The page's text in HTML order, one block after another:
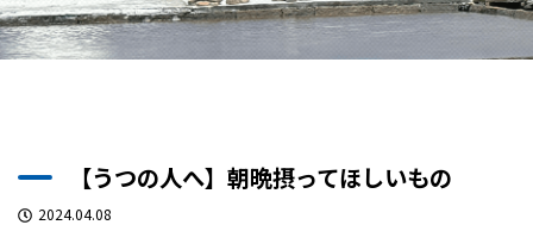
【うつの人へ】朝晩摂ってほしいもの
2024.04.08